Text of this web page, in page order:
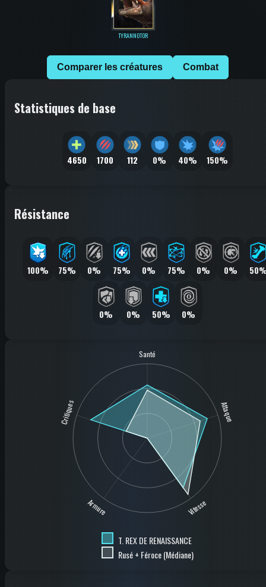
TYRANNOTOR
Comparer les créatures Combat
Statistiques de base
4650 1700 112 0% 40% 150%
Résistance
100% 75% 0% 75% 0% 75% 0% 0%
0% 0% 50% 0%
Santé
Attaque
Vitesse
Armure
Critiques
T. REX DE RENAISSANCE
Rusé + Féroce (Médiane)